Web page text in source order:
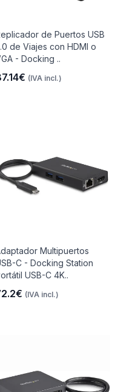
de Puertos USB
de Viajes con HDMI o
- Docking ..
(IVA incl.)
Multipuertos
C - Docking Station
USB-C 4K..
(IVA incl.)